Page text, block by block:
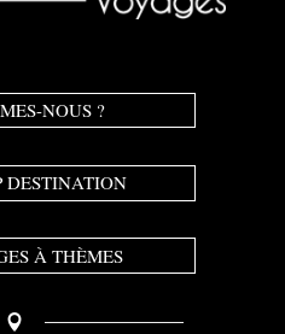
NOUS ?
DESTINATION
À THÈMES